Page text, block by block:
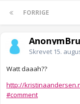
FORRIGE
Skrevet 15.
Watt daaah??
http://
#comment